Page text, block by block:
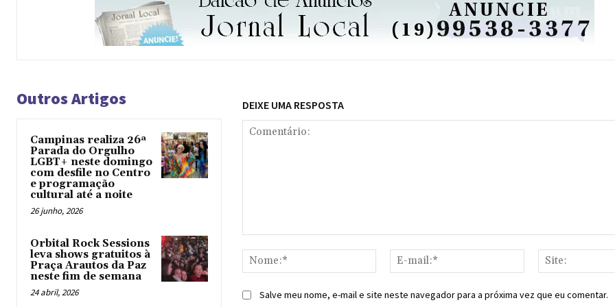
Outros Artigos
Campinas realiza 26ª
Parada do Orgulho
LGBT+ neste domingo
com desfile no Centro
e programação
cultural até a noite
26 junho, 2026
Orbital Rock Sessions
leva shows gratuitos à
Praça Arautos da Paz
neste fim de semana
24 abril, 2026
DEIXE UMA RESPOSTA
Nome:*
mail:*
Salve meu nome, e-mail e site neste navegador para a próxima vez que eu comentar.